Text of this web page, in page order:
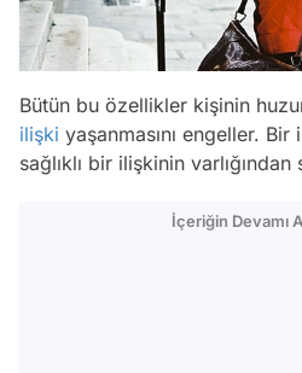
Bütün bu özellikler kişinin
ilişki yaşanmasını engeller. Bir
sağlıklı bir ilişkinin
İçeriğin Devamı